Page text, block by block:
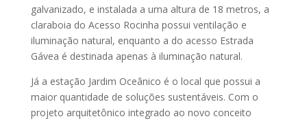
galvanizado, e instalada a uma altura de 18 metros, a
claraboia do Acesso Rocinha possui ventilação e
iluminação natural, enquanto a do acesso Estrada
Gávea é destinada apenas à iluminação natural.
Já a estação Jardim Oceânico é o local que possui a
maior quantidade de soluções sustentáveis. Com o
projeto arquitetônico integrado ao novo conceito